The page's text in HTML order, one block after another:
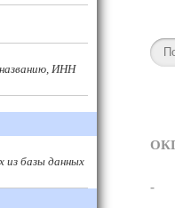
-
ИНН
из базы данных